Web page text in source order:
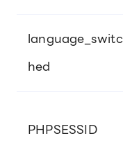
language_switc
hed
PHPSESSID